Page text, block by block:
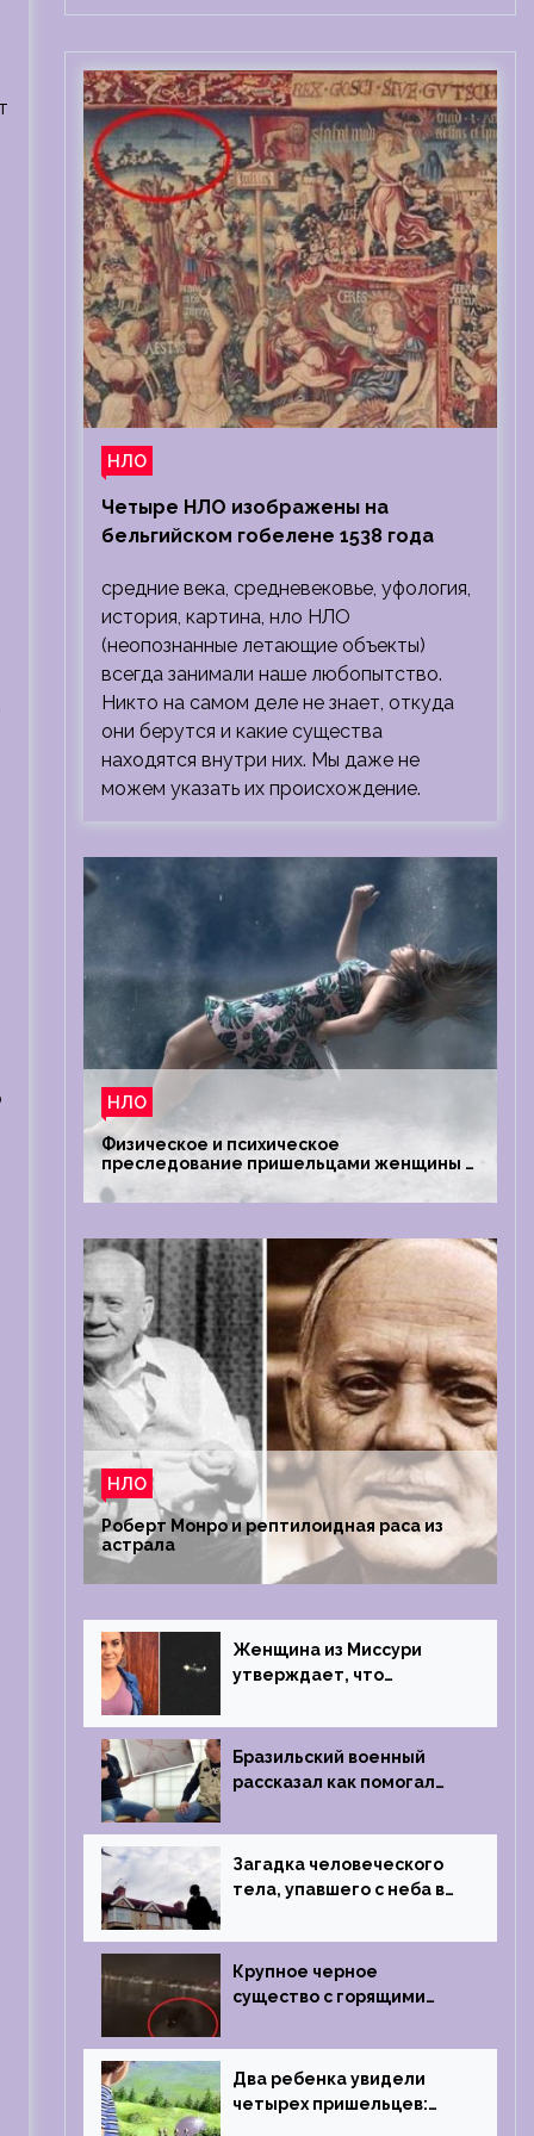
НЛО
Четыре НЛО изображены на
бельгийском гобелене 1538 года
средние века, средневековье, уфология,
история, картина, нло НЛО
(неопознанные летающие объекты)
всегда занимали наше любопытство.
Никто на самом деле не знает, откуда
они берутся и какие существа
находятся внутри них. Мы даже не
можем указать их происхождение.
НЛО
Физическое и психическое
преследование пришельцами женщины в
НЛО
Роберт Монро и рептилоидная раса из
астрала
Женщина из Миссури
утверждает, что
синими инопланетянами
Бразильский военный
рассказал как помогал
в 1996 году
Загадка человеческого
тела, упавшего с неба в
Крупное черное
существо с горящими
лодку рыбака
Два ребенка увидели
четырех пришельцев: